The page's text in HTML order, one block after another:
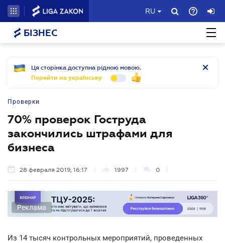
RU
БІЗНЕС
Ця сторінка доступна рідною мовою.
Перейти на українську
Проверки
70% проверок Гоструда
закончились штрафами для
бизнеса
28 февраля 2019, 16:17 1997 0
Реклама
Из 14 тысяч контрольных мероприятий, проведенных